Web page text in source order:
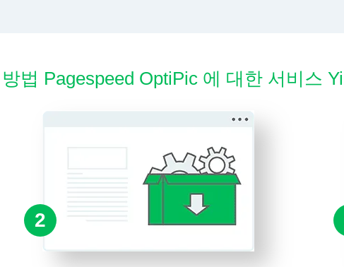
법 Pagespeed OptiPic 에 대한 서비스
2